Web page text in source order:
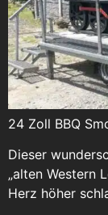
24 Zoll BBQ
Dieser
„alten Western
Herz höher